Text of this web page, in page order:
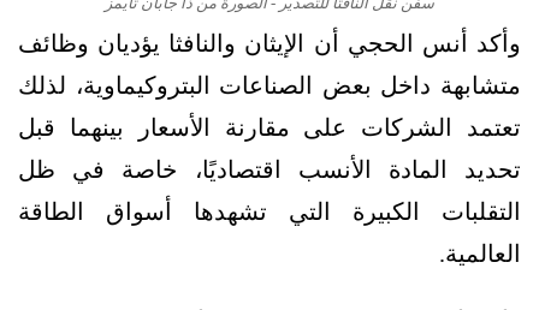
وأكد أنس الحجي أن الإيثان والنافثا يؤديان وظائف
متشابهة داخل بعض الصناعات البتروكيماوية، لذلك
تعتمد الشركات على مقارنة الأسعار بينهما قبل
تحديد المادة الأنسب اقتصاديًا، خاصة في ظل
التقلبات الكبيرة التي تشهدها أسواق الطاقة
العالمية.